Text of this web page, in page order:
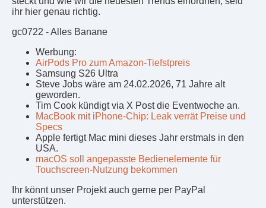
ihr hier genau richtig.
gc0722 - Alles Banane
Werbung:
AirPods Pro zum Amazon-Tiefstpreis
Samsung S26 Ultra
Steve Jobs wäre am 24.02.2026, 71 Jahre alt
geworden.
Tim Cook kündigt via X Post die Eventwoche an.
MacBook mit iPhone-Chip: Leak verrät Preise und
Specs
Apple fertigt Mac mini dieses Jahr erstmals in den
USA.
macOS soll angepasste Bedienelemente für
Touchscreen-Nutzung bekommen
Ihr könnt unser Projekt auch gerne per PayPal
unterstützen.